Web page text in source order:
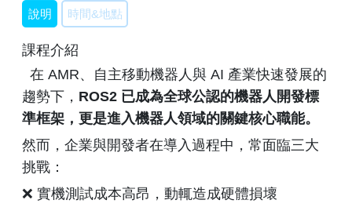
說明 時間&地點
課程介紹
在 AMR、自主移動機器人與 AI 產業快速發展的
趨勢下， ROS2 已成為全球公認的機器人開發標
準框架，更是進入機器人領域的關鍵核心職能。
然而，企業與開發者在導入過程中，常面臨三大
挑戰：
❌ 實機測試成本高昂，動輒造成硬體損壞